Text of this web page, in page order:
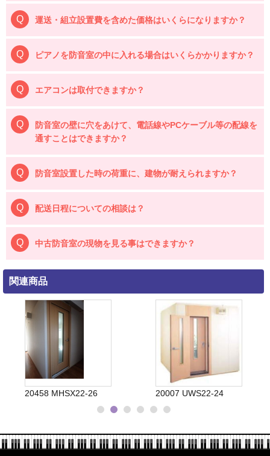
運送・組立設置費を含めた価格はいくらになりますか？
ピアノを防音室の中に入れる場合はいくらかかりますか？
エアコンは取付できますか？
防音室の壁に穴をあけて、電話線やPCケーブル等の配線を
通すことはできますか？
防音室設置した時の荷重に、建物が耐えられますか？
配送日程についての相談は？
中古防音室の現物を見る事はできますか？
関連商品
20458 MHSX22-26 20007 UWS22-24